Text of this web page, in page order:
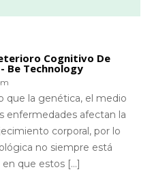
Cognitivo De
Be Technology
que la genética, el medio
enfermedades afectan la
corporal, por lo
no siempre está
en que estos […]